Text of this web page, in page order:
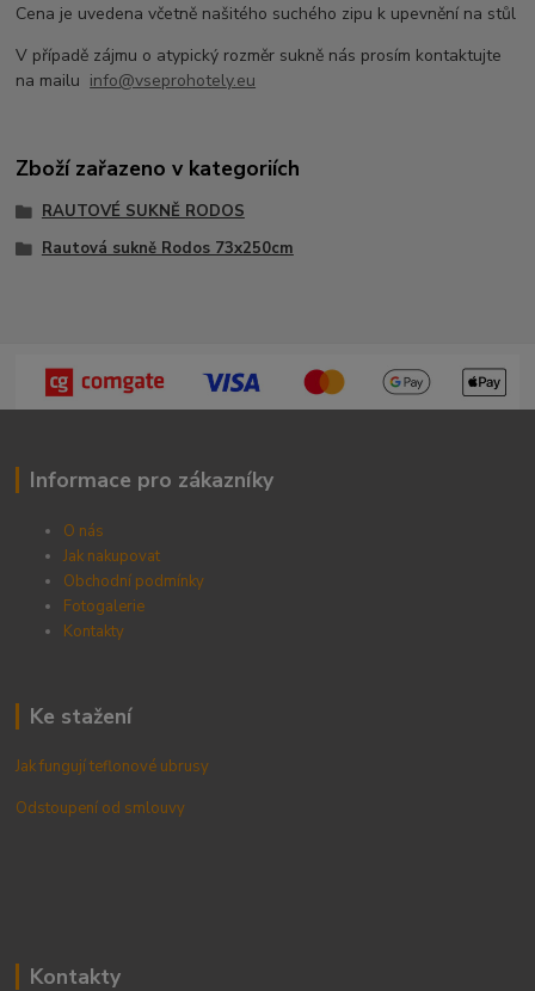
Cena je uvedena včetně našitého suchého zipu k upevnění na stůl
V případě zájmu o atypický rozměr sukně nás prosím kontaktujte
na mailu info@vseprohotely.eu
Zboží zařazeno v kategoriích
RAUTOVÉ SUKNĚ RODOS
Rautová sukně Rodos 73x250cm
Informace pro zákazníky
O nás
Jak nakupovat
Obchodní podmínky
Fotogalerie
Kontakty
Ke stažení
Jak fungují teflonové ubrusy
Odstoupení od smlouvy
Kontakty